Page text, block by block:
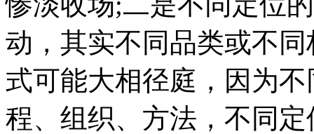
动，其实不同品类或不
式可能大相径庭，因为
程、组织、方法，不同